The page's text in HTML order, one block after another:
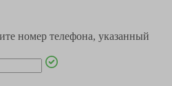
номер телефона, указанный